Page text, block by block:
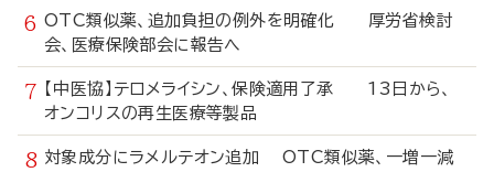
OTC類似薬、追加負担の例外を明確化 厚労省検討
会、医療保険部会に報告へ
【中医協】テロメライシン、保険適用了承 13日から、
オンコリスの再生医療等製品
対象成分にラメルテオン追加 OTC類似薬、一増一減